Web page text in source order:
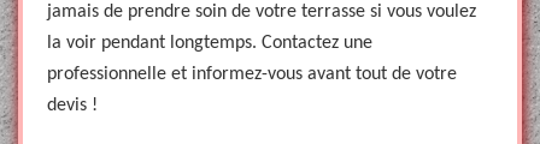
jamais de prendre soin de votre terrasse si vous voulez
la voir pendant longtemps. Contactez une
professionnelle et informez-vous avant tout de votre
devis !